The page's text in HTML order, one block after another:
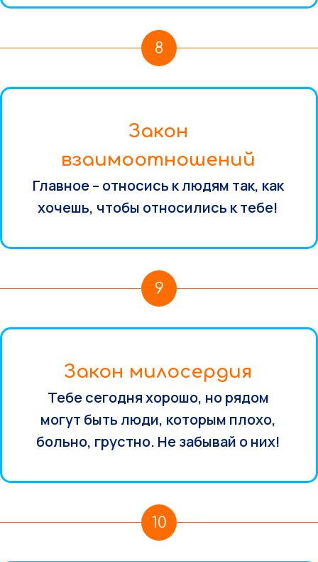
8
Закон
взаимоотношений
Главное – относись к людям так, как
хочешь, чтобы относились к тебе!
9
Закон милосердия
Тебе сегодня хорошо, но рядом
могут быть люди, которым плохо,
больно, грустно. Не забывай о них!
10